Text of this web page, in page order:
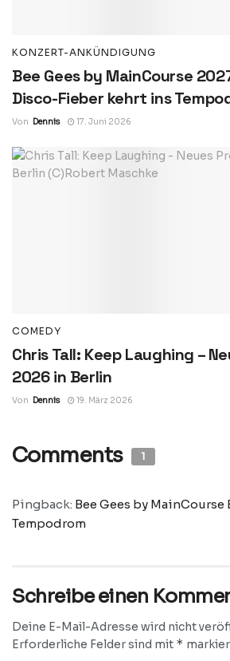
KONZERT-ANKÜNDIGUNG
Bee Gees by MainCourse
Disco-Fieber kehrt ins
Von Dennis 17. Juni 2026
COMEDY
Chris Tall: Keep Laughing –
2026 in Berlin
Von Dennis 19. März 2026
Comments 1
Pingback: Bee Gees by MainCourse
Tempodrom
Schreibe einen
Deine E-Mail-Adresse wird nicht
Erforderliche Felder sind mit *